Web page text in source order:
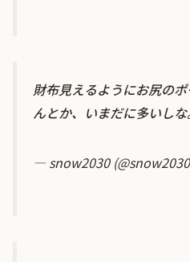
財布見えるようにお尻の
んとか、いまだに多いしな
— snow2030